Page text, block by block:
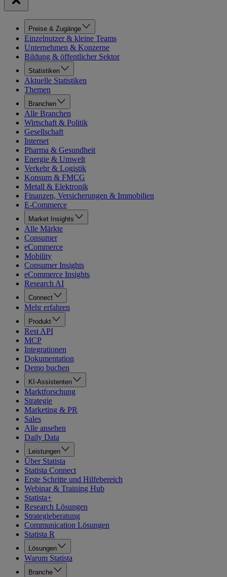
Preise & Zugänge
Einzelnutzer & kleine Teams
Unternehmen & Konzerne
Bildung & öffentlicher Sektor
Statistiken
Aktuelle Statistiken
Themen
Branchen
Alle Branchen
Wirtschaft & Politik
Gesellschaft
Internet
Pharma & Gesundheit
Energie & Umwelt
Verkehr & Logistik
Konsum & FMCG
Metall & Elektronik
Finanzen, Versicherungen & Immobilien
E-Commerce
Market Insights
Alle Märkte
Consumer
eCommerce
Mobility
Consumer Insights
eCommerce Insights
Research AI
Connect
Mehr erfahren
Produkt
Rest API
MCP
Integrationen
Dokumentation
Demo buchen
KI-Assistenten
Marktforschung
Strategie
Marketing & PR
Sales
Alle ansehen
Daily Data
Leistungen
Über Statista
Statista Connect
Erste Schritte und Hilfebereich
Webinar & Training Hub
Statista+
Research Lösungen
Strategieberatung
Communication Lösungen
Statista R
Lösungen
Warum Statista
Branche